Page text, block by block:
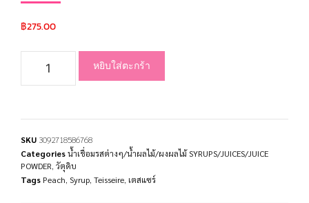
฿275.00
หยิบใส่ตะกร้า
SKU 3092718586768
Categoriesน้ำเชื่อมรสต่างๆ/น้ำผลไม้/ผงผลไม้ SYRUPS/JUICES/JUICE
POWDER วัตุดิบ
Tags Peach Syrup Teisseire เตสแซร์